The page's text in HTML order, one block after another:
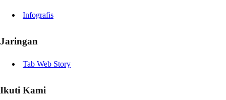
Infografis
Jaringan
Tab Web Story
Ikuti Kami